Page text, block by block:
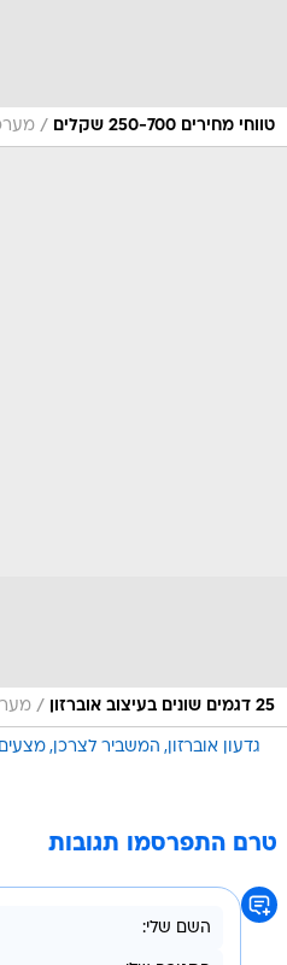
טווחי מחירים 250-700 שקלים /
25 דגמים שונים בעיצוב אוברזון /
גדעון אוברזון המשביר לצרכן
טרם התפרסמו תגובות